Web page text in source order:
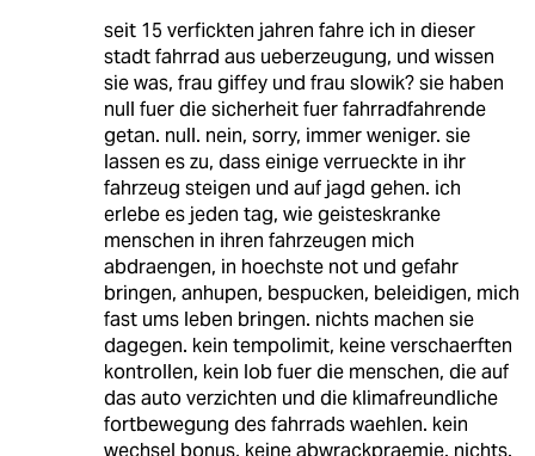
seit 15 verfickten jahren fahre ich in dieser
stadt fahrrad aus ueberzeugung, und wissen
sie was, frau giffey und frau slowik? sie haben
null fuer die sicherheit fuer fahrradfahrende
getan. null. nein, sorry, immer weniger. sie
lassen es zu, dass einige verrueckte in ihr
fahrzeug steigen und auf jagd gehen. ich
erlebe es jeden tag, wie geisteskranke
menschen in ihren fahrzeugen mich
abdraengen, in hoechste not und gefahr
bringen, anhupen, bespucken, beleidigen, mich
fast ums leben bringen. nichts machen sie
dagegen. kein tempolimit, keine verschaerften
kontrollen, kein lob fuer die menschen, die auf
das auto verzichten und die klimafreundliche
fortbewegung des fahrrads waehlen. kein